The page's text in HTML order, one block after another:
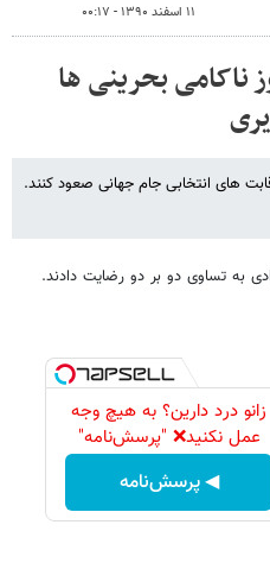
۱۱ اسفند ۱۳۹۰ - ۰۰:۱۷
ناکامی بحرینی ها
های انتخابی جام جهانی صعود کنند.
به تساوی دو بر دو رضایت دادند.
زانو درد دارین؟ به هیچ وجه
عمل نکنید❌ "پرسش‌نامه"
◀ پرسش‌نامه